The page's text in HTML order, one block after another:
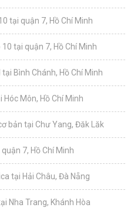
tại quận 7, Hồ Chí Minh
tại quận 7, Hồ Chí Minh
Bình Chánh, Hồ Chí Minh
Môn, Hồ Chí Minh
bản tại Chư Yang, Đăk Lăk
7, Hồ Chí Minh
tại Hải Châu, Đà Nẵng
Nha Trang, Khánh Hòa